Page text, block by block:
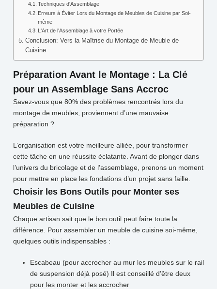
Techniques d'Assemblage
Erreurs à Éviter Lors du Montage de Meubles de Cuisine par Soi-
même
L'Art de l'Assemblage à votre Portée
Conclusion: Vers la Maîtrise du Montage de Meuble de
Cuisine
Préparation Avant le Montage : La Clé
pour un Assemblage Sans Accroc
Savez-vous que 80% des problèmes rencontrés lors du
montage de meubles, proviennent d’une mauvaise
préparation ?
L’organisation est votre meilleure alliée, pour transformer
cette tâche en une réussite éclatante. Avant de plonger dans
l’univers du bricolage et de l’assemblage, prenons un moment
pour mettre en place les fondations d’un projet sans faille.
Choisir les Bons Outils pour Monter ses
Meubles de Cuisine
Chaque artisan sait que le bon outil peut faire toute la
différence. Pour assembler un meuble de cuisine soi-même,
quelques outils indispensables :
Escabeau (pour accrocher au mur les meubles sur le rail
de suspension déjà posé) Il est conseillé d’être deux
pour les monter et les accrocher